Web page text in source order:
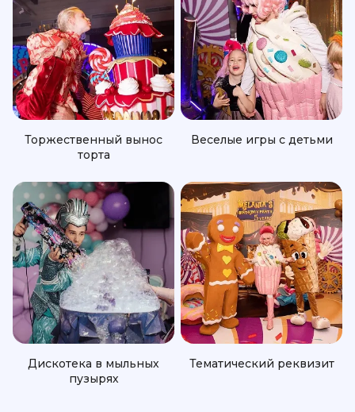
Торжественный вынос
торта
Веселые игры с детьми
Дискотека в мыльных
пузырях
Тематический реквизит